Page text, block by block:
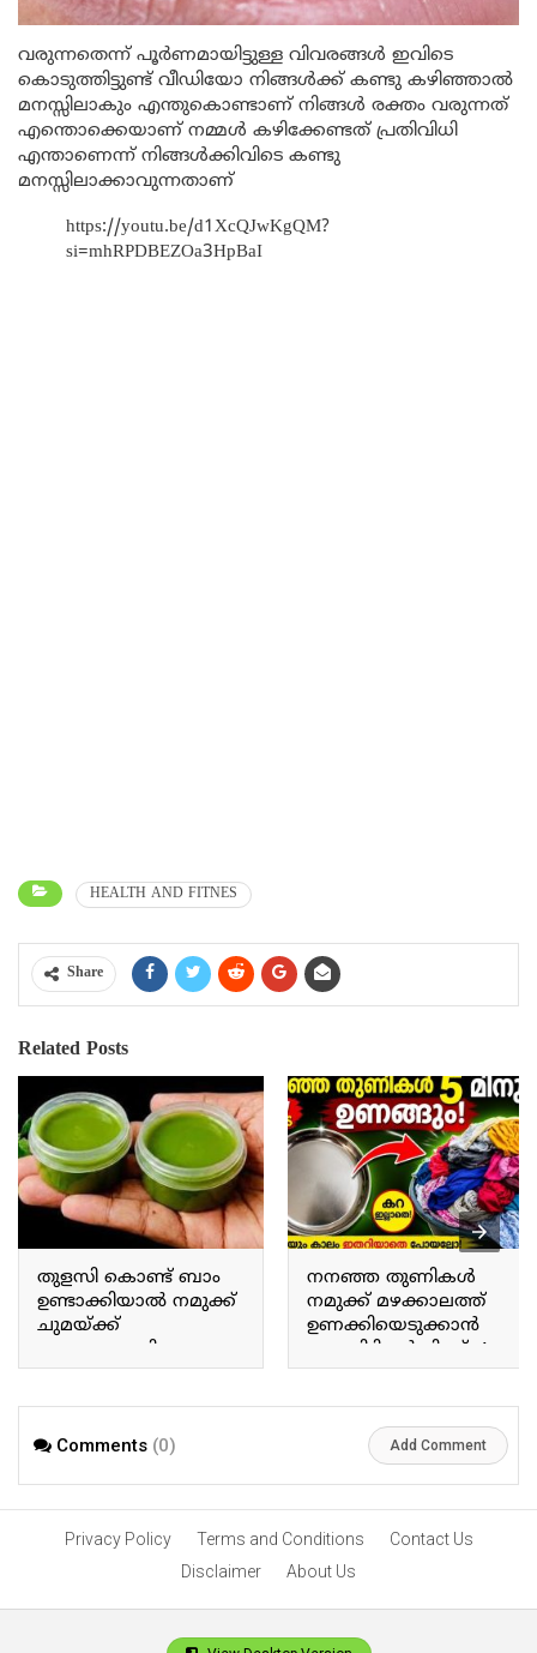
വരുന്നതെന്ന് പൂർണമായിട്ടുള്ള വിവരങ്ങൾ ഇവിടെ
കൊടുത്തിട്ടുണ്ട് വീഡിയോ നിങ്ങൾക്ക് കണ്ടു കഴിഞ്ഞാൽ
മനസ്സിലാകും എന്തുകൊണ്ടാണ് നിങ്ങൾ രക്തം വരുന്നത്
എന്തൊക്കെയാണ് നമ്മൾ കഴിക്കേണ്ടത് പ്രതിവിധി
എന്താണെന്ന് നിങ്ങൾക്കിവിടെ കണ്ടു
മനസ്സിലാക്കാവുന്നതാണ്
https://youtu.be/d1XcQJwKgQM?
si=mhRPDBEZOa3HpBaI
HEALTH AND FITNES
Share
Related Posts
തുളസി കൊണ്ട് ബാം
ഉണ്ടാക്കിയാൽ നമുക്ക്
ചുമയ്ക്ക്
ജലദോഷത്തിനും
ഇതൊരു പരിഹാരം
a remedy for coughs and
നനഞ്ഞ തുണികൾ
നമുക്ക് മഴക്കാലത്ത്
ഉണക്കിയെടുക്കാൻ
ഒരു കിടിലൻ ട്രിക്ക്. A
great trick to dry wet
Comments (0) Add Comment
Privacy Policy Terms and Conditions
Contact Us
Disclaimer
About Us